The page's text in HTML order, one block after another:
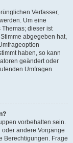
Verfasser,
Um eine
dieser ist
abgegeben hat,
haben, so kann
geändert oder
Umfragen
vorbehalten sein.
andere Vorgänge
Berechtigungen. Frage